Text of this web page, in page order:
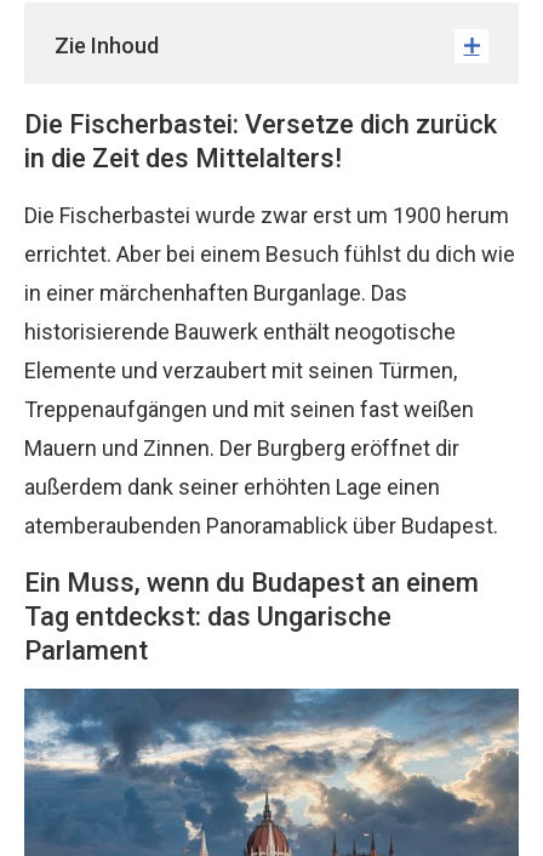
Zie Inhoud
Die Fischerbastei: Versetze dich zurück
in die Zeit des Mittelalters!
Die Fischerbastei wurde zwar erst um 1900 herum
errichtet. Aber bei einem Besuch fühlst du dich wie
in einer märchenhaften Burganlage. Das
historisierende Bauwerk enthält neogotische
Elemente und verzaubert mit seinen Türmen,
Treppenaufgängen und mit seinen fast weißen
Mauern und Zinnen. Der Burgberg eröffnet dir
außerdem dank seiner erhöhten Lage einen
atemberaubenden Panoramablick über Budapest.
Ein Muss, wenn du Budapest an einem
Tag entdeckst: das Ungarische
Parlament